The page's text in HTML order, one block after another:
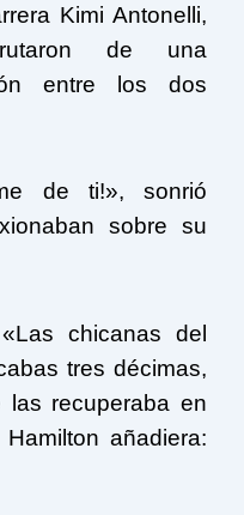
Kimi Antonelli,
de una
entre los dos
de ti!», sonrió
sobre su
chicanas del
tres décimas,
las recuperaba en
añadiera: